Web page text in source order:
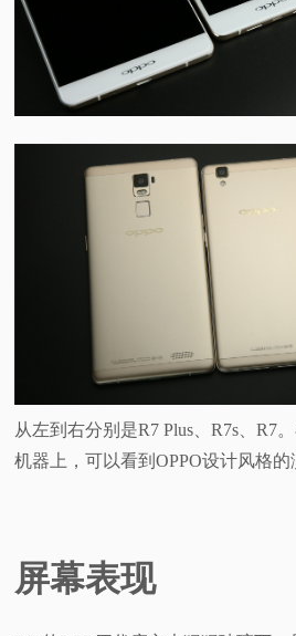
从左到右分别是R7 Plus、R7s、R7
机器上，可以看到OPPO设计风格的
屏幕表现